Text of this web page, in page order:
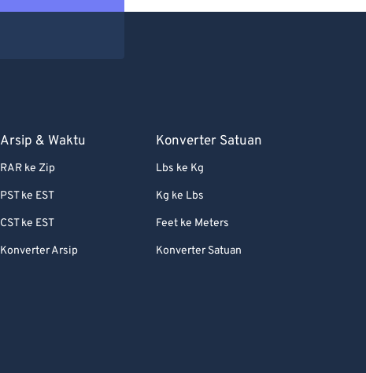
Arsip & Waktu
RAR ke Zip
PST ke EST
CST ke EST
Konverter Arsip
Konverter Satuan
Lbs ke Kg
Kg ke Lbs
Feet ke Meters
Konverter Satuan